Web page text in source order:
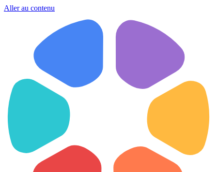
Aller au contenu